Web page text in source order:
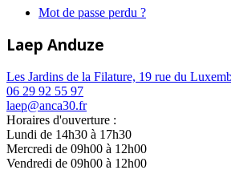
Mot de passe perdu ?
Laep Anduze
Les Jardins de la Filature, 19 rue du
06 29 92 55 97
laep@anca30.fr
Horaires d'ouverture :
Lundi de 14h30 à 17h30
Mercredi de 09h00 à 12h00
Vendredi de 09h00 à 12h00